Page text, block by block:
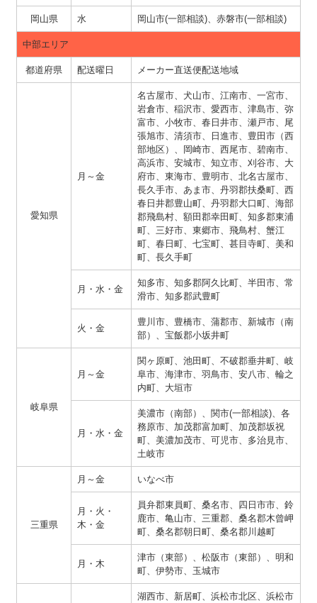
岡山県 水 岡山市(一部相談)、赤磐市(一部相談)
中部エリア
都道府県 配送曜日 メーカー直送便配送地域
愛知県
月～金
名古屋市、犬山市、江南市、一宮市、
岩倉市、稲沢市、愛西市、津島市、弥
富市、小牧市、春日井市、瀬戸市、尾
張旭市、清須市、日進市、豊田市（西
部地区）、岡崎市、西尾市、碧南市、
高浜市、安城市、知立市、刈谷市、大
府市、東海市、豊明市、北名古屋市、
長久手市、あま市、丹羽郡扶桑町、西
春日井郡豊山町、丹羽郡大口町、海部
郡飛島村、額田郡幸田町、知多郡東浦
町、三好市、東郷市、飛鳥村、蟹江
町、春日町、七宝町、甚目寺町、美和
町、長久手町
月・水・金
知多市、知多郡阿久比町、半田市、常
滑市、知多郡武豊町
火・金
豊川市、豊橋市、蒲郡市、新城市（南
部）、宝飯郡小坂井町
岐阜県
月～金
関ヶ原町、池田町、不破郡垂井町、岐
阜市、海津市、羽鳥市、安八市、輪之
内町、大垣市
月・水・金
美濃市（南部）、関市(一部相談)、各
務原市、加茂郡富加町、加茂郡坂祝
町、美濃加茂市、可児市、多治見市、
土岐市
三重県
月～金 いなべ市
月・火・
木・金
員弁郡東員町、桑名市、四日市市、鈴
鹿市、亀山市、三重郡、桑名郡木曾岬
町、桑名郡朝日町、桑名郡川越町
月・木
津市（東部）、松阪市（東部）、明和
町、伊勢市、玉城市
湖西市、新居町、浜松市北区、浜松市